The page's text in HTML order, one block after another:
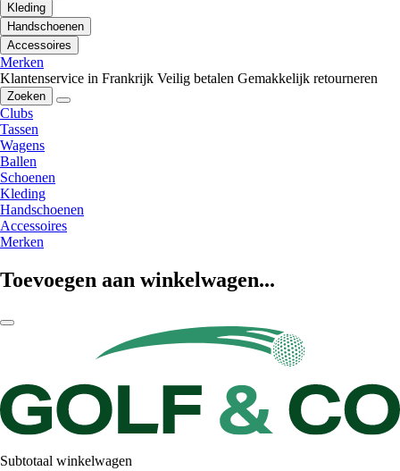
Kleding
Handschoenen
Accessoires
Merken
Klantenservice in Frankrijk Veilig betalen Gemakkelijk retourneren
Zoeken
Clubs
Tassen
Wagens
Ballen
Schoenen
Kleding
Handschoenen
Accessoires
Merken
Toevoegen aan winkelwagen...
Subtotaal winkelwagen